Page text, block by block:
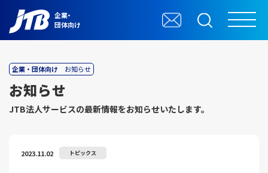
企業・
団体向け
企業・団体向け お知らせ
お知らせ
JTB法⼈サービスの最新情報をお知らせいたします。
2023.11.02 トピックス